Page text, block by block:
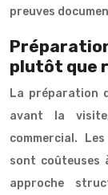
preuves
plutôt que
La préparation
avant la
commercial.
sont coûteuses
approche